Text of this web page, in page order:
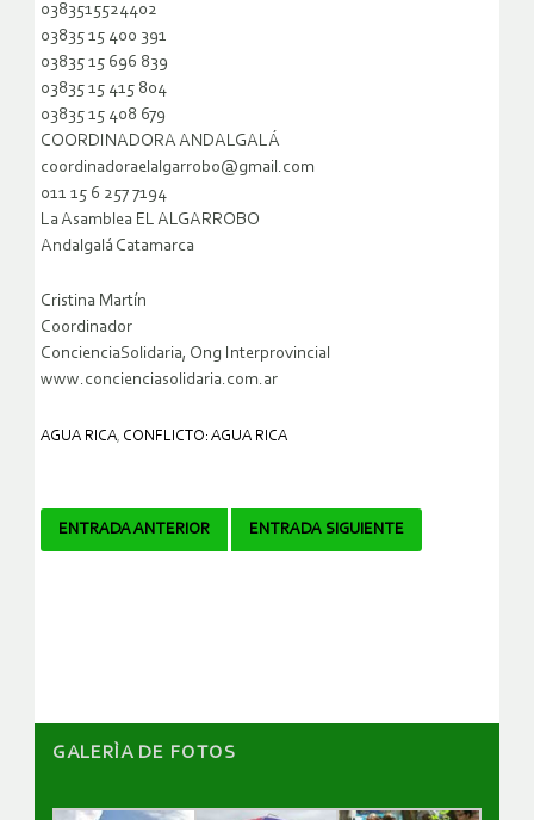
0383515524402
03835 15 400 391
03835 15 696 839
03835 15 415 804
03835 15 408 679
COORDINADORA ANDALGALÁ
coordinadoraelalgarrobo@gmail.com
011 15 6 257 7194
La Asamblea EL ALGARROBO
Andalgalá Catamarca
Cristina Martín
Coordinador
ConcienciaSolidaria, Ong Interprovincial
www.concienciasolidaria.com.ar
AGUA RICA, CONFLICTO: AGUA RICA
Navegador
ENTRADA ANTERIOR ENTRADA SIGUIENTE
GALERÌA DE FOTOS